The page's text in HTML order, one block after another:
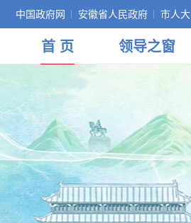
中国政府网 安徽省人民政府 市人大
首 页 领导之窗